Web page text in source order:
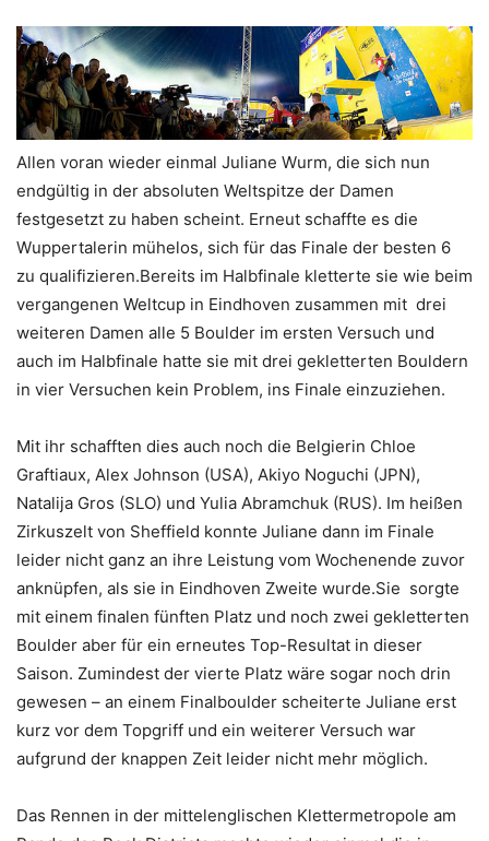
Allen voran wieder einmal Juliane Wurm, die sich nun
endgültig in der absoluten Weltspitze der Damen
festgesetzt zu haben scheint. Erneut schaffte es die
Wuppertalerin mühelos, sich für das Finale der besten 6
zu qualifizieren.Bereits im Halbfinale kletterte sie wie beim
vergangenen Weltcup in Eindhoven zusammen mit drei
weiteren Damen alle 5 Boulder im ersten Versuch und
auch im Halbfinale hatte sie mit drei gekletterten Bouldern
in vier Versuchen kein Problem, ins Finale einzuziehen.
Mit ihr schafften dies auch noch die Belgierin Chloe
Graftiaux, Alex Johnson (USA), Akiyo Noguchi (JPN),
Natalija Gros (SLO) und Yulia Abramchuk (RUS). Im heißen
Zirkuszelt von Sheffield konnte Juliane dann im Finale
leider nicht ganz an ihre Leistung vom Wochenende zuvor
anknüpfen, als sie in Eindhoven Zweite wurde.Sie sorgte
mit einem finalen fünften Platz und noch zwei gekletterten
Boulder aber für ein erneutes Top-Resultat in dieser
Saison. Zumindest der vierte Platz wäre sogar noch drin
gewesen – an einem Finalboulder scheiterte Juliane erst
kurz vor dem Topgriff und ein weiterer Versuch war
aufgrund der knappen Zeit leider nicht mehr möglich.
Das Rennen in der mittelenglischen Klettermetropole am